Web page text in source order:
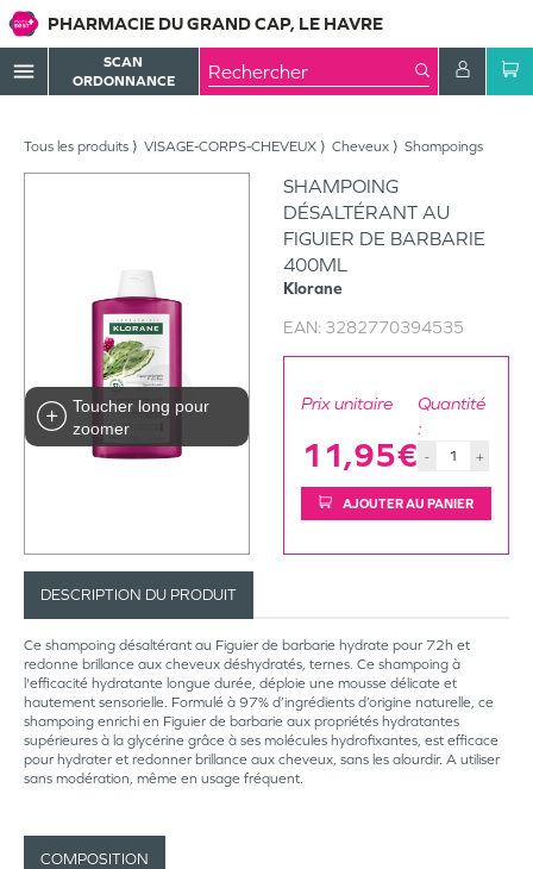
PHARMACIE DU GRAND CAP, LE HAVRE
menu
SCAN
ORDONNANCE
Tous les produits VISAGE-CORPS-CHEVEUX Cheveux Shampoings
Toucher long pour
zoomer
SHAMPOING
DÉSALTÉRANT AU
FIGUIER DE BARBARIE
400ML
Klorane
EAN: 3282770394535
Prix unitaire
11,95€
Quantité
:
- +
AJOUTER AU PANIER
DESCRIPTION DU PRODUIT
Ce shampoing désaltérant au Figuier de barbarie hydrate pour 72h et
redonne brillance aux cheveux déshydratés, ternes. Ce shampoing à
l'efficacité hydratante longue durée, déploie une mousse délicate et
hautement sensorielle. Formulé à 97% d’ingrédients d’origine naturelle, ce
shampoing enrichi en Figuier de barbarie aux propriétés hydratantes
supérieures à la glycérine grâce à ses molécules hydrofixantes, est efficace
pour hydrater et redonner brillance aux cheveux, sans les alourdir. A utiliser
sans modération, même en usage fréquent.
COMPOSITION